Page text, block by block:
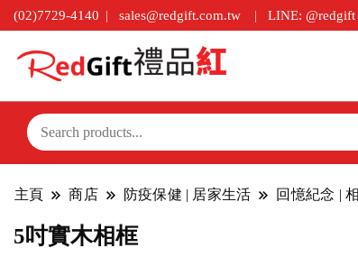
(02)7729-4140 sales@redgift.com.tw LINE: @redgift
主頁 商店 防疫保健 | 居家生活 回憶紀念 |
5吋實木相框